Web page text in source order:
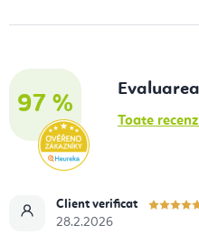
97 %
Toate
Client verificat
28.2.2026